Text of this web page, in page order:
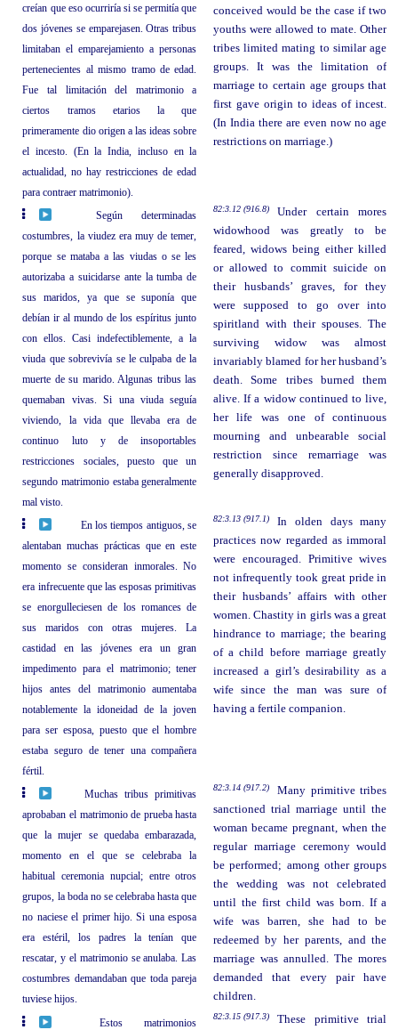
creían que eso ocurriría si se permitía que
dos jóvenes se emparejasen. Otras tribus
limitaban el emparejamiento a personas
pertenecientes al mismo tramo de edad.
Fue tal limitación del matrimonio a
ciertos tramos etarios la que
primeramente dio origen a las ideas sobre
el incesto. (En la India, incluso en la
actualidad, no hay restricciones de edad
para contraer matrimonio).
conceived would be the case if two
youths were allowed to mate. Other
tribes limited mating to similar age
groups. It was the limitation of
marriage to certain age groups that
first gave origin to ideas of incest.
(In India there are even now no age
restrictions on marriage.)
Según determinadas
costumbres, la viudez era muy de temer,
porque se mataba a las viudas o se les
autorizaba a suicidarse ante la tumba de
sus maridos, ya que se suponía que
debían ir al mundo de los espíritus junto
con ellos. Casi indefectiblemente, a la
viuda que sobrevivía se le culpaba de la
muerte de su marido. Algunas tribus las
quemaban vivas. Si una viuda seguía
viviendo, la vida que llevaba era de
continuo luto y de insoportables
restricciones sociales, puesto que un
segundo matrimonio estaba generalmente
mal visto.
82:3.12 (916.8)
Under certain mores
widowhood was greatly to be
feared, widows being either killed
or allowed to commit suicide on
their husbands’ graves, for they
were supposed to go over into
spiritland with their spouses. The
surviving widow was almost
invariably blamed for her husband’s
death. Some tribes burned them
alive. If a widow continued to live,
her life was one of continuous
mourning and unbearable social
restriction since remarriage was
generally disapproved.
En los tiempos antiguos, se
alentaban muchas prácticas que en este
momento se consideran inmorales. No
era infrecuente que las esposas primitivas
se enorgulleciesen de los romances de
sus maridos con otras mujeres. La
castidad en las jóvenes era un gran
impedimento para el matrimonio; tener
hijos antes del matrimonio aumentaba
notablemente la idoneidad de la joven
para ser esposa, puesto que el hombre
estaba seguro de tener una compañera
fértil.
82:3.13 (917.1)
In olden days many
practices now regarded as immoral
were encouraged. Primitive wives
not infrequently took great pride in
their husbands’ affairs with other
women. Chastity in girls was a great
hindrance to marriage; the bearing
of a child before marriage greatly
increased a girl’s desirability as a
wife since the man was sure of
having a fertile companion.
Muchas tribus primitivas
aprobaban el matrimonio de prueba hasta
que la mujer se quedaba embarazada,
momento en el que se celebraba la
habitual ceremonia nupcial; entre otros
grupos, la boda no se celebraba hasta que
no naciese el primer hijo. Si una esposa
era estéril, los padres la tenían que
rescatar, y el matrimonio se anulaba. Las
costumbres demandaban que toda pareja
tuviese hijos.
82:3.14 (917.2)
Many primitive tribes
sanctioned trial marriage until the
woman became pregnant, when the
regular marriage ceremony would
be performed; among other groups
the wedding was not celebrated
until the first child was born. If a
wife was barren, she had to be
redeemed by her parents, and the
marriage was annulled. The mores
demanded that every pair have
children.
Estos matrimonios
82:3.15 (917.3)
These primitive trial